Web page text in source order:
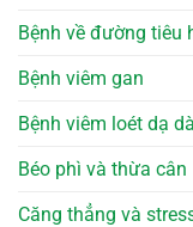
Bệnh về đường tiêu
Bệnh viêm gan
Bệnh viêm loét dạ
Béo phì và thừa cân
Căng thẳng và